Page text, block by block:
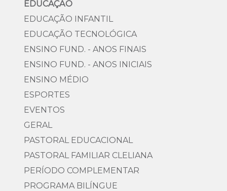
EDUCAÇÃO
EDUCAÇÃO INFANTIL
EDUCAÇÃO TECNOLÓGICA
ENSINO FUND. - ANOS FINAIS
ENSINO FUND. - ANOS INICIAIS
ENSINO MÉDIO
ESPORTES
EVENTOS
GERAL
PASTORAL EDUCACIONAL
PASTORAL FAMILIAR CLELIANA
PERÍODO COMPLEMENTAR
PROGRAMA BILÍNGUE